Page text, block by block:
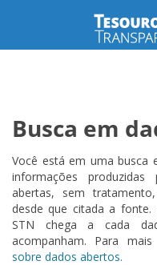
Busca em
Você está em uma busca
informações
abertas, sem
desde que citada a
STN chega a cada
acompanham. Para
sobre dados abertos.